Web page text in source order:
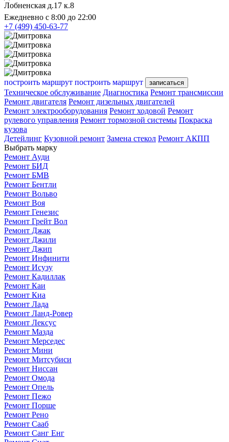
Лобненская д.17 к.8
Ежедневно с 8:00 до 22:00
+7 (499) 450-63-77
построить маршрут построить маршрут записаться
Техническое обслуживание Диагностика Ремонт трансмиссии
Ремонт двигателя Ремонт дизельных двигателей
Ремонт электрооборудования Ремонт ходовой Ремонт
рулевого управления Ремонт тормозной системы Покраска
кузова
Детейлинг Кузовной ремонт Замена стекол Ремонт АКПП
Выбрать марку
Ремонт Ауди
Ремонт БИД
Ремонт БМВ
Ремонт Бентли
Ремонт Вольво
Ремонт Воя
Ремонт Генезис
Ремонт Грейт Вол
Ремонт Джак
Ремонт Джили
Ремонт Джип
Ремонт Инфинити
Ремонт Исузу
Ремонт Кадиллак
Ремонт Каи
Ремонт Киа
Ремонт Лада
Ремонт Ланд-Ровер
Ремонт Лексус
Ремонт Мазда
Ремонт Мерседес
Ремонт Мини
Ремонт Митсубиси
Ремонт Ниссан
Ремонт Омода
Ремонт Опель
Ремонт Пежо
Ремонт Порше
Ремонт Рено
Ремонт Сааб
Ремонт Санг Енг